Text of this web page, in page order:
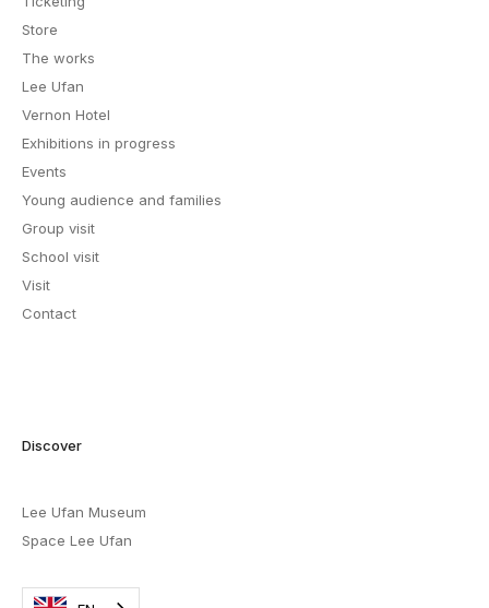
Store
The works
Lee Ufan
Vernon Hotel
Exhibitions in progress
Events
Young audience and families
Group visit
School visit
Visit
Contact
Discover
Lee Ufan Museum
Space Lee Ufan